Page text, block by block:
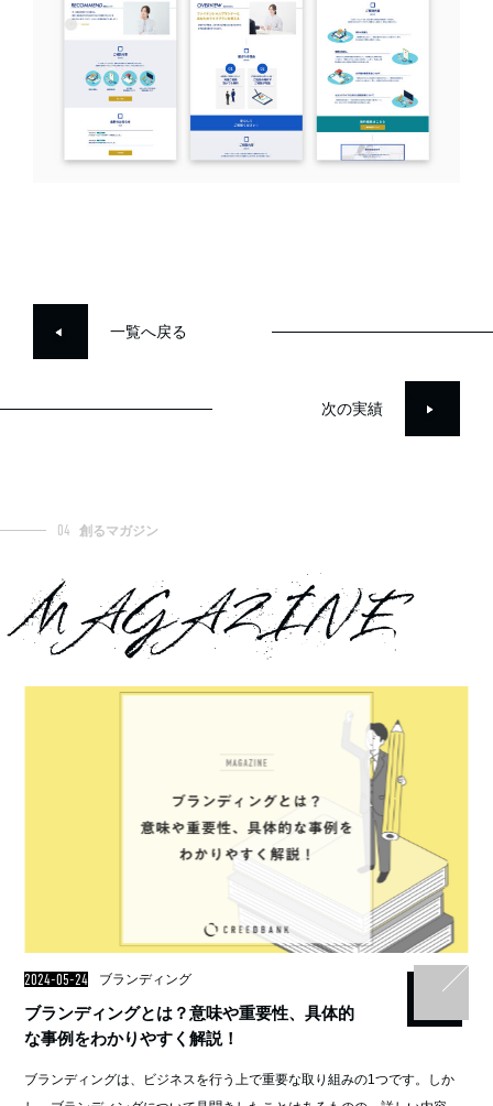
一覧へ戻る
次の実績
04 創るマガジン
MAGAZINE
2024-05-24 ブランディング
ブランディングとは？意味や重要性、具体的
な事例をわかりやすく解説！
ブランディングは、ビジネスを行う上で重要な取り組みの1つです。しか